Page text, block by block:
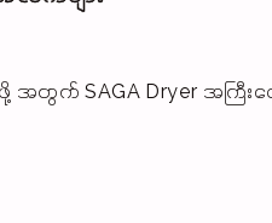
အတွက် SAGA Dryer အကြီးလ